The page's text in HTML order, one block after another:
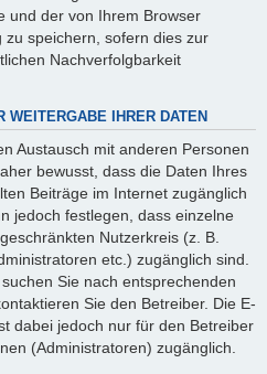
und der von Ihrem Browser
speichern, sofern dies zur
Nachverfolgbarkeit
WEITERGABE IHRER DATEN
Austausch mit anderen Personen
bewusst, dass die Daten Ihres
Beiträge im Internet zugänglich
jedoch festlegen, dass einzelne
Nutzerkreis (z. B.
etc.) zugänglich sind.
Sie nach entsprechenden
Sie den Betreiber. Die E-
dabei jedoch nur für den Betreiber
(Administratoren) zugänglich.